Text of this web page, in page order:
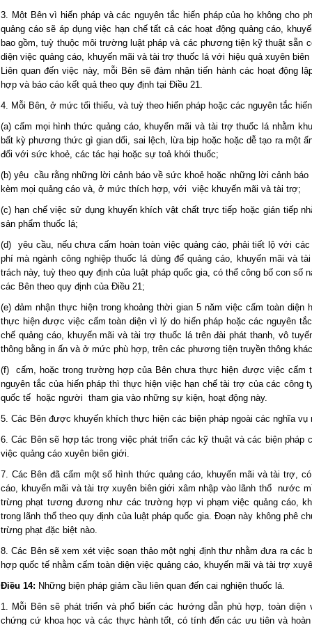
3. Một Bên vì hiến pháp và các nguyên tắc hiến pháp của họ không cho
quảng cáo sẽ áp dụng việc hạn chế tất cả các hoạt động quảng cáo,
bao gồm, tuỳ thuộc môi trường luật pháp và các phương tiện kỹ thuật sẵn
diện việc quảng cáo, khuyến mãi và tài trợ thuốc lá với hiệu quả xuyên
Liên quan đến việc này, mỗi Bên sẽ đảm nhận tiến hành các hoạt động
hợp và báo cáo kết quả theo quy định tại Điều 21.
4. Mỗi Bên, ở mức tối thiểu, và tuỳ theo hiến pháp hoặc các nguyên tắc
(a) cấm mọi hình thức quảng cáo, khuyến mãi và tài trợ thuốc lá nhằm
bất kỳ phương thức gì gian dối, sai lệch, lừa bịp hoặc hoặc dễ tạo ra một
đối với sức khoẻ, các tác hại hoặc sự toả khói thuốc;
(b) yêu cầu rằng những lời cảnh báo về sức khoẻ hoặc những lời cảnh
kèm mọi quảng cáo và, ở mức thích hợp, với việc khuyến mãi và tài trợ;
(c) hạn chế việc sử dụng khuyến khích vật chất trực tiếp hoặc gián tiếp
sản phẩm thuốc lá;
(d) yêu cầu, nếu chưa cấm hoàn toàn việc quảng cáo, phải tiết lộ với
phí mà ngành công nghiệp thuốc lá dùng để quảng cáo, khuyến mãi và
trách này, tuỳ theo quy định của luật pháp quốc gia, có thể công bố con số
các Bên theo quy định của Điều 21;
(e) đảm nhận thực hiện trong khoảng thời gian 5 năm việc cấm toàn diện
thực hiện được việc cấm toàn diện vì lý do hiến pháp hoặc các nguyên
chế quảng cáo, khuyến mãi và tài trợ thuốc lá trên đài phát thanh, vô
thông bằng in ấn và ở mức phù hợp, trên các phương tiện truyền thông
(f) cấm, hoặc trong trường hợp của Bên chưa thực hiện được việc cấm
nguyên tắc của hiến pháp thì thực hiện việc hạn chế tài trợ của các công
quốc tế hoặc người tham gia vào những sự kiện, hoạt động này.
5. Các Bên được khuyến khích thực hiện các biện pháp ngoài các nghĩa vụ
6. Các Bên sẽ hợp tác trong việc phát triển các kỹ thuật và các biện pháp
việc quảng cáo xuyên biên giới.
7. Các Bên đã cấm một số hình thức quảng cáo, khuyến mãi và tài trợ,
cáo, khuyến mãi và tài trợ xuyên biên giới xâm nhập vào lãnh thổ nước
trừng phạt tương đương như các trường hợp vi phạm việc quảng cáo,
trong lãnh thổ theo quy định của luật pháp quốc gia. Đoạn này không phê
trừng phạt đặc biệt nào.
8. Các Bên sẽ xem xét việc soạn thảo một nghị định thư nhằm đưa ra các
hợp quốc tế nhằm cấm toàn diện việc quảng cáo, khuyến mãi và tài trợ
Điều 14: Những biện pháp giảm cầu liên quan đến cai nghiện thuốc lá.
1. Mỗi Bên sẽ phát triển và phổ biến các hướng dẫn phù hợp, toàn diện
chứng cứ khoa học và các thực hành tốt, có tính đến các ưu tiên và